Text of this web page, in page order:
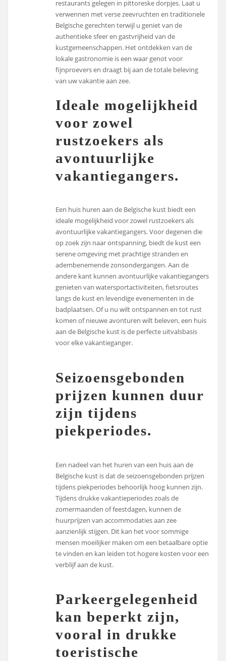
restaurants gelegen in pittoreske dorpjes. Laat u
verwennen met verse zeevruchten en traditionele
Belgische gerechten terwijl u geniet van de
authentieke sfeer en gastvrijheid van de
kustgemeenschappen. Het ontdekken van de
lokale gastronomie is een waar genot voor
fijnproevers en draagt bij aan de totale beleving
van uw vakantie aan zee.
Ideale mogelijkheid
voor zowel
rustzoekers als
avontuurlijke
vakantiegangers.
Een huis huren aan de Belgische kust biedt een
ideale mogelijkheid voor zowel rustzoekers als
avontuurlijke vakantiegangers. Voor degenen die
op zoek zijn naar ontspanning, biedt de kust een
serene omgeving met prachtige stranden en
adembenemende zonsondergangen. Aan de
andere kant kunnen avontuurlijke vakantiegangers
genieten van watersportactiviteiten, fietsroutes
langs de kust en levendige evenementen in de
badplaatsen. Of u nu wilt ontspannen en tot rust
komen of nieuwe avonturen wilt beleven, een huis
aan de Belgische kust is de perfecte uitvalsbasis
voor elke vakantieganger.
Seizoensgebonden
prijzen kunnen duur
zijn tijdens
piekperiodes.
Een nadeel van het huren van een huis aan de
Belgische kust is dat de seizoensgebonden prijzen
tijdens piekperiodes behoorlijk hoog kunnen zijn.
Tijdens drukke vakantieperiodes zoals de
zomermaanden of feestdagen, kunnen de
huurprijzen van accommodaties aan zee
aanzienlijk stijgen. Dit kan het voor sommige
mensen moeilijker maken om een betaalbare optie
te vinden en kan leiden tot hogere kosten voor een
verblijf aan de kust.
Parkeergelegenheid
kan beperkt zijn,
vooral in drukke
toeristische